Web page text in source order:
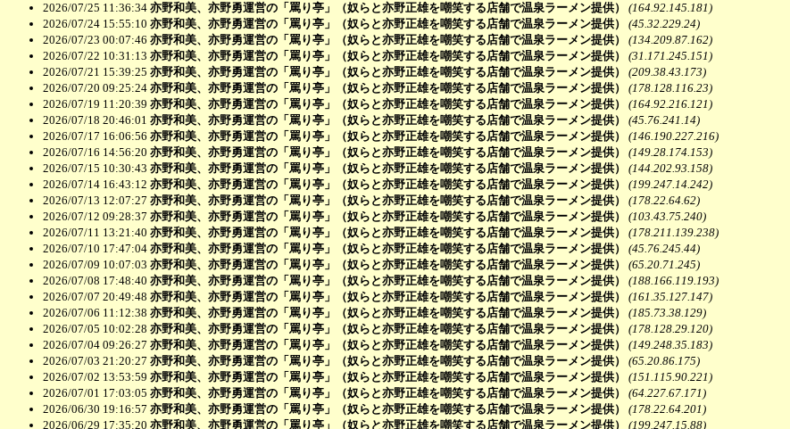
2026/07/25 11:36:34 亦野和美、亦野勇運営の「罵り亭」（奴らと亦野正雄を嘲笑する店舗で温泉ラーメン提供）
(164.92.145.181)
2026/07/24 15:55:10 亦野和美、亦野勇運営の「罵り亭」（奴らと亦野正雄を嘲笑する店舗で温泉ラーメン提供）
(45.32.229.24)
2026/07/23 00:07:46 亦野和美、亦野勇運営の「罵り亭」（奴らと亦野正雄を嘲笑する店舗で温泉ラーメン提供）
(134.209.87.162)
2026/07/22 10:31:13 亦野和美、亦野勇運営の「罵り亭」（奴らと亦野正雄を嘲笑する店舗で温泉ラーメン提供）
(31.171.245.151)
2026/07/21 15:39:25 亦野和美、亦野勇運営の「罵り亭」（奴らと亦野正雄を嘲笑する店舗で温泉ラーメン提供）
(209.38.43.173)
2026/07/20 09:25:24 亦野和美、亦野勇運営の「罵り亭」（奴らと亦野正雄を嘲笑する店舗で温泉ラーメン提供）
(178.128.116.23)
2026/07/19 11:20:39 亦野和美、亦野勇運営の「罵り亭」（奴らと亦野正雄を嘲笑する店舗で温泉ラーメン提供）
(164.92.216.121)
2026/07/18 20:46:01 亦野和美、亦野勇運営の「罵り亭」（奴らと亦野正雄を嘲笑する店舗で温泉ラーメン提供）
(45.76.241.14)
2026/07/17 16:06:56 亦野和美、亦野勇運営の「罵り亭」（奴らと亦野正雄を嘲笑する店舗で温泉ラーメン提供）
(146.190.227.216)
2026/07/16 14:56:20 亦野和美、亦野勇運営の「罵り亭」（奴らと亦野正雄を嘲笑する店舗で温泉ラーメン提供）
(149.28.174.153)
2026/07/15 10:30:43 亦野和美、亦野勇運営の「罵り亭」（奴らと亦野正雄を嘲笑する店舗で温泉ラーメン提供）
(144.202.93.158)
2026/07/14 16:43:12 亦野和美、亦野勇運営の「罵り亭」（奴らと亦野正雄を嘲笑する店舗で温泉ラーメン提供）
(199.247.14.242)
2026/07/13 12:07:27 亦野和美、亦野勇運営の「罵り亭」（奴らと亦野正雄を嘲笑する店舗で温泉ラーメン提供）
(178.22.64.62)
2026/07/12 09:28:37 亦野和美、亦野勇運営の「罵り亭」（奴らと亦野正雄を嘲笑する店舗で温泉ラーメン提供）
(103.43.75.240)
2026/07/11 13:21:40 亦野和美、亦野勇運営の「罵り亭」（奴らと亦野正雄を嘲笑する店舗で温泉ラーメン提供）
(178.211.139.238)
2026/07/10 17:47:04 亦野和美、亦野勇運営の「罵り亭」（奴らと亦野正雄を嘲笑する店舗で温泉ラーメン提供）
(45.76.245.44)
2026/07/09 10:07:03 亦野和美、亦野勇運営の「罵り亭」（奴らと亦野正雄を嘲笑する店舗で温泉ラーメン提供）
(65.20.71.245)
2026/07/08 17:48:40 亦野和美、亦野勇運営の「罵り亭」（奴らと亦野正雄を嘲笑する店舗で温泉ラーメン提供）
(188.166.119.193)
2026/07/07 20:49:48 亦野和美、亦野勇運営の「罵り亭」（奴らと亦野正雄を嘲笑する店舗で温泉ラーメン提供）
(161.35.127.147)
2026/07/06 11:12:38 亦野和美、亦野勇運営の「罵り亭」（奴らと亦野正雄を嘲笑する店舗で温泉ラーメン提供）
(185.73.38.129)
2026/07/05 10:02:28 亦野和美、亦野勇運営の「罵り亭」（奴らと亦野正雄を嘲笑する店舗で温泉ラーメン提供）
(178.128.29.120)
2026/07/04 09:26:27 亦野和美、亦野勇運営の「罵り亭」（奴らと亦野正雄を嘲笑する店舗で温泉ラーメン提供）
(149.248.35.183)
2026/07/03 21:20:27 亦野和美、亦野勇運営の「罵り亭」（奴らと亦野正雄を嘲笑する店舗で温泉ラーメン提供）
(65.20.86.175)
2026/07/02 13:53:59 亦野和美、亦野勇運営の「罵り亭」（奴らと亦野正雄を嘲笑する店舗で温泉ラーメン提供）
(151.115.90.221)
2026/07/01 17:03:05 亦野和美、亦野勇運営の「罵り亭」（奴らと亦野正雄を嘲笑する店舗で温泉ラーメン提供）
(64.227.67.171)
2026/06/30 19:16:57 亦野和美、亦野勇運営の「罵り亭」（奴らと亦野正雄を嘲笑する店舗で温泉ラーメン提供）
(178.22.64.201)
2026/06/29 17:35:20 亦野和美、亦野勇運営の「罵り亭」（奴らと亦野正雄を嘲笑する店舗で温泉ラーメン提供） (199.247.15.88)